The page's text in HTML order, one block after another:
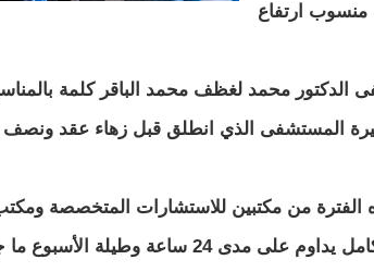
منسوب ارتفاع
الدكتور محمد لغظف محمد الباقر كلمة
المستشفى الذي انطلق قبل زهاء عقد ونصف
من مكتبين للاستشارات المتخصصة
مخبرية محدودة، إلى مستشفى متكامل يداوم على